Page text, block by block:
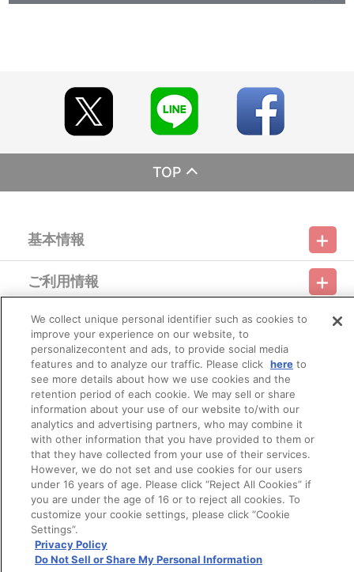
3枚購入し応募いただいた方全員に、各ブルーレイ特典の＜メモリ
アルアクリルクリップ＞と＜ミニミニポスターシール＞を飾るため
の“３０周年記念！オラの映画展覧会セット”（メモリアルアクリル
ジオラマ）をプレゼントいたします。 ご自身のお好みの組み合わせ
で、映画展覧会が作れるジオラマです。 【第1弾】第1作～第9作か
ら3枚購入し応募いただいた方全員に“３０周年記念！オラの映画展
覧会セット”（メモリアルアクリルジオラマ・シロ）をプレゼン
ト。 【第2弾】第10作～第19作から3枚購入し応募いただいた方全
TOP
基本情報
利用規約 特定商取引法に基づく表示
プライバシーオプション 会社概要
ご利用情報
ご利用ガイド サイトマップ 推奨環境
Do Not Sell or Share My Personal Information
会員メニュー
ログイン 会員規約 新規会員登録
その他のご案内
バンダイナムコフィルムワークス
© Bandai Namco Filmworks Inc. All Rights Reserved.
We collect unique personal identifier such as cookies to
improve your experience on our website, to
personalizecontent and ads, to provide social media
features and to analyze our traffic. Please click hereto
see more details about how we use cookies and the
retention period of each cookie. We may sell or share
information about your use of our website to/with our
analytics and advertising partners, who may combine it
with other information that you have provided to them or
that they have collected from your use of their services.
However, we do not set and use cookies for our users
under 16 years of age. Please click “Reject All Cookies” if
you are under the age of 16 or to reject all cookies. To
customize your cookie settings, please click “Cookie
Settings”.
Privacy Policy
Do Not Sell or Share My Personal Information